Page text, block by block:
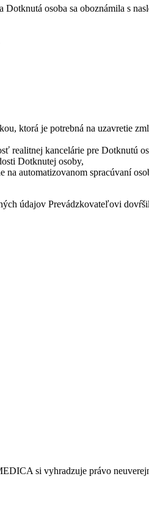
osoba sa oboznámila s
ktorá je potrebná na uzavretie
kancelárie pre Dotknutú
Dotknutej osoby,
automatizovanom spracúvaní
údajov Prevádzkovateľovi
si vyhradzuje právo